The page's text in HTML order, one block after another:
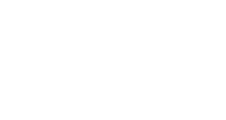
se o consumo de café leva a